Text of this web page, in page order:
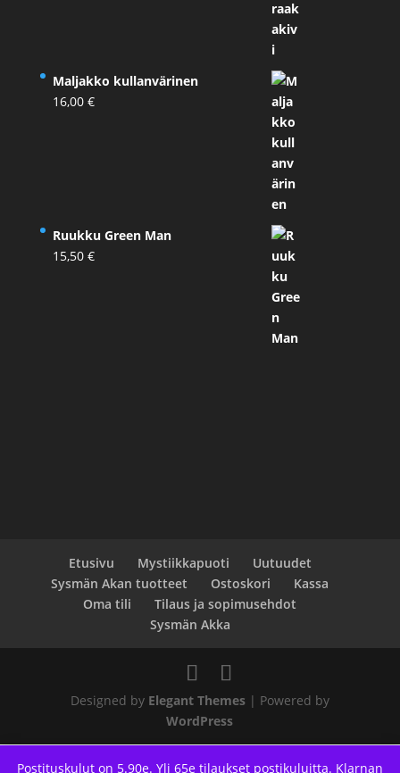
Postituskulut on 5.90e. Yli 65e tilaukset postikuluitta. Klarnan
Maljakko kullanvärinen
16,00 €
Ruukku Green Man
15,50 €
Etusivu Mystiikkapuoti
Uutuudet
Sysmän Akan tuotteet
Ostoskori
Kassa
Oma tili
Tilaus ja sopimusehdot
Sysmän Akka
Designed by Elegant Themes| Powered by
WordPress